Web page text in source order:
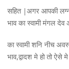
सहित |अगर आपकी
भाव का स्वामी मंगल
का स्वामी शनि नीच
भाव,द्वादश मे हो तो ऐसे